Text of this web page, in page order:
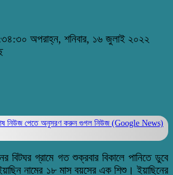
অপরাহ্ন, শনিবার, ১৬ জুলাই ২০২২
নিউজ পেতে অনুসরণ করুন গুগল নিউজ (Google News)
বিটঘর গ্রামে গত শুক্রবার বিকালে পানিতে ডুবে
নামের ১৮ মাস বয়সের এক শিশু। ইয়াছিনের